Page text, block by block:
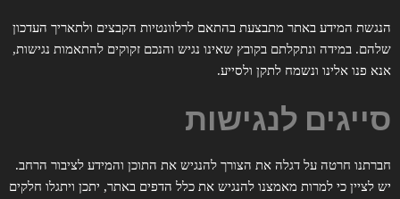
הנגשת המידע באתר מתבצעת בהתאם לרלוונטיות הקבצים ולתאריך העדכון
שלהם. במידה ונתקלתם בקובץ שאינו נגיש והנכם זקוקים להתאמות נגישות,
אנא פנו אלינו ונשמח לתקן ולסייע.
סייגים לנגישות
חברתנו חרטה על דגלה את הצורך להנגיש את התוכן והמידע לציבור הרחב.
יש לציין כי למרות מאמצנו להנגיש את כלל הדפים באתר, יתכן ויתגלו חלקים